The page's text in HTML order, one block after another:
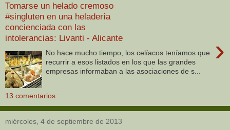
Tomarse un helado cremoso
#singluten en una heladería
concienciada con las
intolerancias: Livanti - Alicante
›
No hace mucho tiempo, los celíacos teníamos que
recurrir a esos listados en los que las grandes
empresas informaban a las asociaciones de s...
13 comentarios:
miércoles, 4 de septiembre de 2013